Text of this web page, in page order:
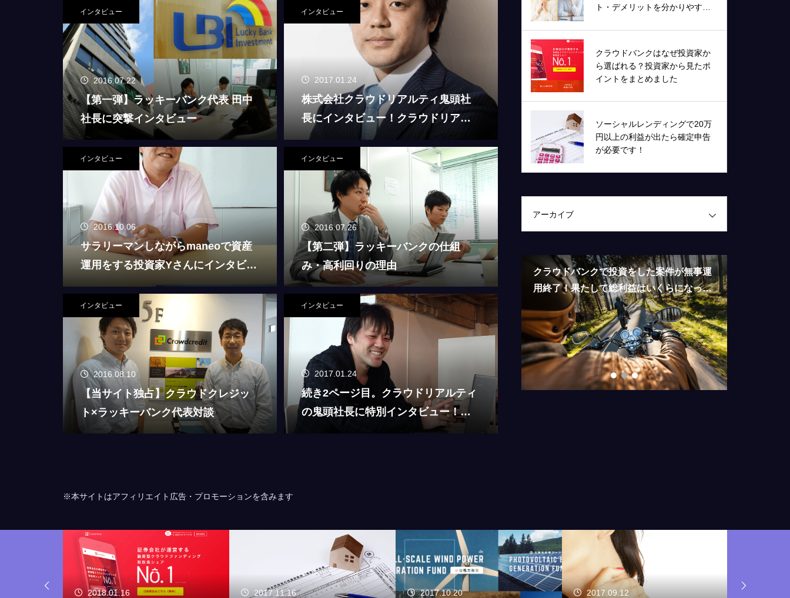
インタビュー
2016.07.22
【第一弾】ラッキーバンク代表 田中
社長に突撃インタビュー
インタビュー
2017.01.24
株式会社クラウドリアルティ鬼頭社
長にインタビュー！クラウドリアル
ティってどんなサービス？
インタビュー
2016.10.06
サラリーマンしながらmaneoで資産
運用をする投資家Yさんにインタビュ
ー
インタビュー
2016.07.26
【第二弾】ラッキーバンクの仕組
み・高利回りの理由
インタビュー
2016.08.10
【当サイト独占】クラウドクレジッ
ト×ラッキーバンク代表対談
インタビュー
2017.01.24
続き2ページ目。クラウドリアルティ
の鬼頭社長に特別インタビュー！サ
ービスについて教えて下さい！
ト・デメリットを分かりやすく
クラウドバンクはなぜ投資家か
ら選ばれる？投資家から見たポ
イントをまとめました
ソーシャルレンディングで20万
円以上の利益が出たら確定申告
が必要です！
アーカイブ
続き３ページ目【完結】クラウドリアルテ
ィの鬼頭社長に特別インタビューしちゃい
ました！
英国民投票・・・結果はEU離脱！残留だ
と思っていただけに、ビックリでした。
クラウドバンクで投資をした案件が無事運
用終了！果たして総利益はいくらになった
※本サイトはアフィリエイト広告・プロモーションを含みます
2017.11.16 2017.10.20 2017.09.12 2017.07.28